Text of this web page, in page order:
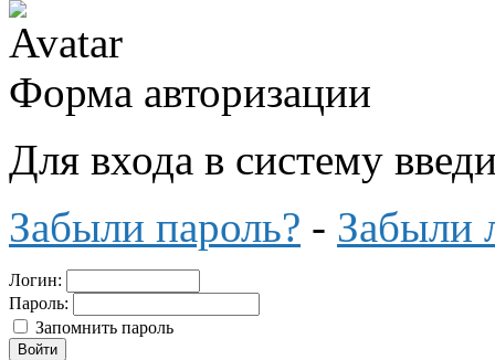
Форма авторизации
Для входа в систему
Забыли пароль? - Забыли
Логин:
Пароль:
Запомнить пароль